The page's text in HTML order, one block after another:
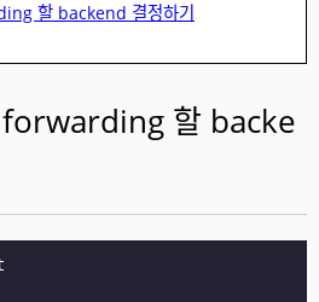
할 backend 결정하기
할 backe